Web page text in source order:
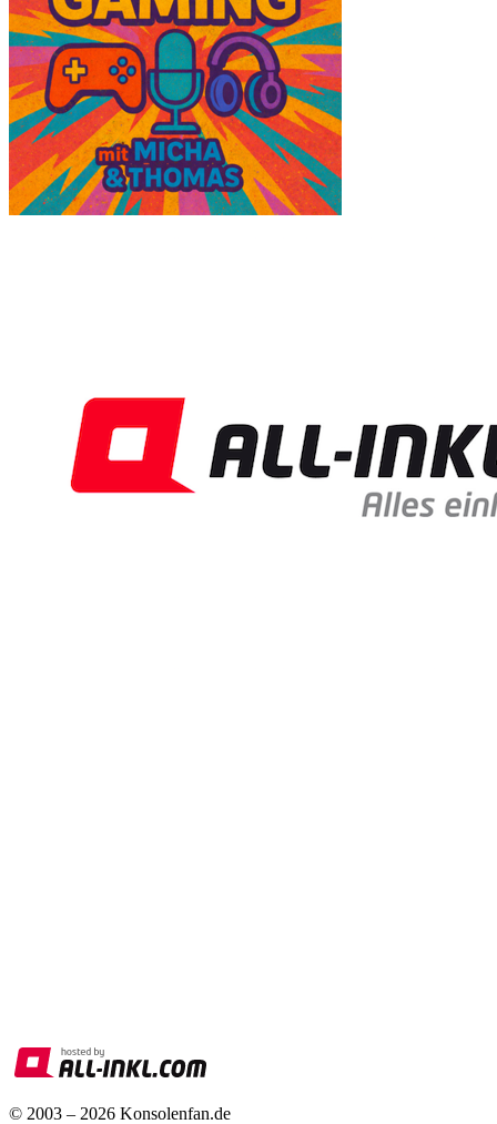
© 2003 – 2026 Konsolenfan.de